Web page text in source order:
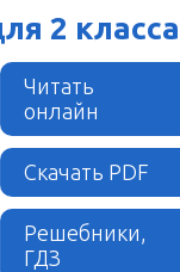
2 класса
Читать
онлайн
Скачать PDF
Решебники,
ГДЗ